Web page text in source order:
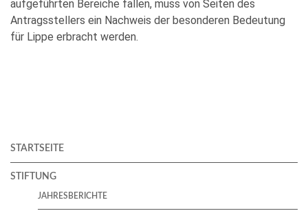
aufgeführten Bereiche fallen, muss von Seiten des
Antragsstellers ein Nachweis der besonderen Bedeutung
für Lippe erbracht werden.
STARTSEITE
STIFTUNG
JAHRESBERICHTE